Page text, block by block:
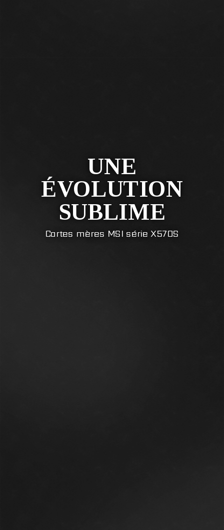
UNE
ÉVOLUTION
SUBLIME
Cartes mères MSI série X570S